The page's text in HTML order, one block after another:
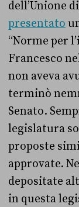
dell’Unione
presentato
“Norme per
Francesco
non aveva
terminò
Senato.
legislatura
proposte
approvate.
depositate
in questa